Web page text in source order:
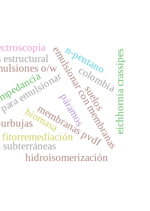
emulsionar con membranas
membranas pvdf
emulsionar
o/w eichhornia crassipes
fitorremediación
estructural
subterráneas
páramos
colombia
biomasa
suelos
hidroisomerización
n-pentano